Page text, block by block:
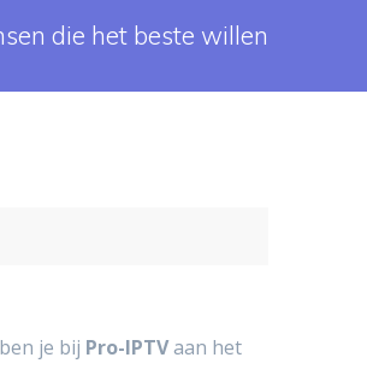
die het beste willen
je bij Pro-IPTVaan het